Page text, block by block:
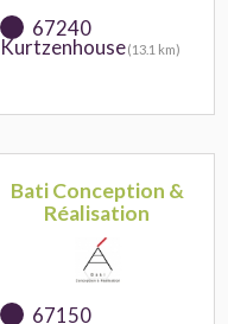
67240
Kurtzenhouse(13.1 km)
Bati Conception &
Réalisation
67150